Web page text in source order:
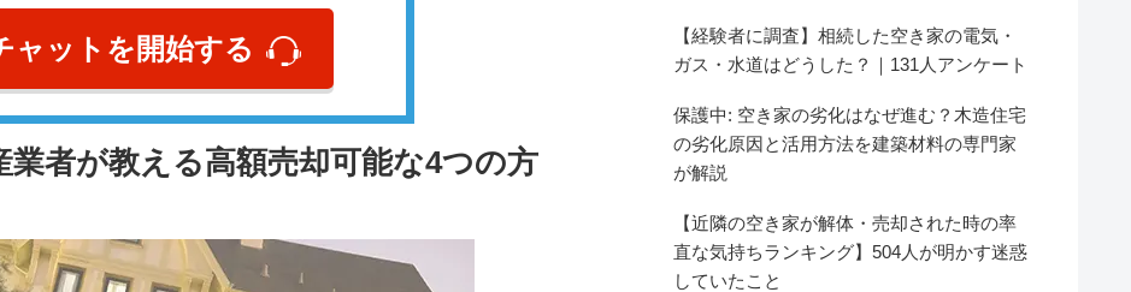
ャットを開始する
者が教える高額売却可能な4つの方
【経験者に調査】相続した空き家の電気・
ガス・水道はどうした？｜131人アンケート
保護中: 空き家の劣化はなぜ進む？木造住宅
の劣化原因と活用方法を建築材料の専門家
が解説
【近隣の空き家が解体・売却された時の率
直な気持ちランキング】504人が明かす迷惑
していたこと